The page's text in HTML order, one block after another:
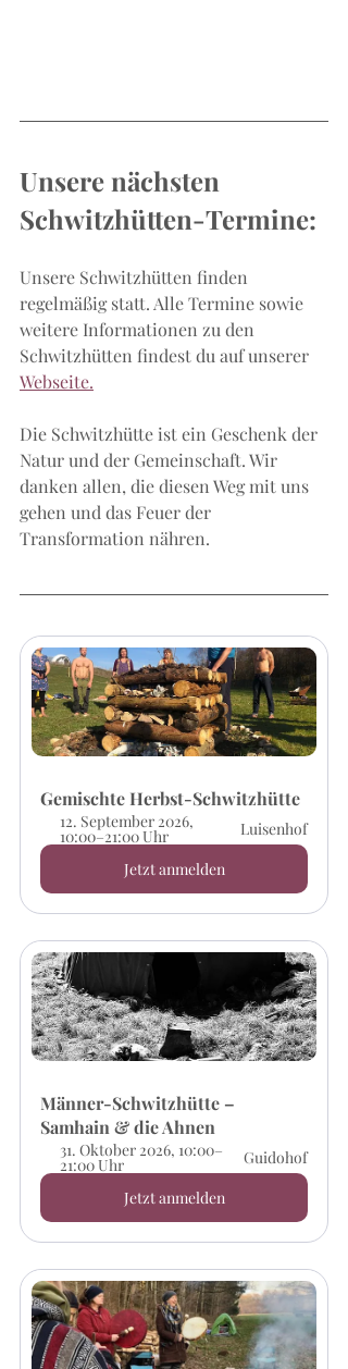
Unsere nächsten
Schwitzhütten-Termine:
Unsere Schwitzhütten finden
regelmäßig statt. Alle Termine sowie
weitere Informationen zu den
Schwitzhütten findest du auf unserer
Webseite.
Die Schwitzhütte ist ein Geschenk der
Natur und der Gemeinschaft. Wir
danken allen, die diesen Weg mit uns
gehen und das Feuer der
Transformation nähren.
Gemischte Herbst-Schwitzhütte
12. September 2026,
10:00–21:00 Uhr
Luisenhof
Jetzt anmelden
Männer-Schwitzhütte –
Samhain & die Ahnen
31. Oktober 2026, 10:00–
21:00 Uhr
Guidohof
Jetzt anmelden